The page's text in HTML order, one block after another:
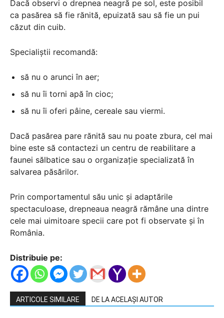
Dacă observi o drepnea neagră pe sol, este posibil
ca pasărea să fie rănită, epuizată sau să fie un pui
căzut din cuib.
Specialiștii recomandă:
să nu o arunci în aer;
să nu îi torni apă în cioc;
să nu îi oferi pâine, cereale sau viermi.
Dacă pasărea pare rănită sau nu poate zbura, cel mai
bine este să contactezi un centru de reabilitare a
faunei sălbatice sau o organizație specializată în
salvarea păsărilor.
Prin comportamentul său unic și adaptările
spectaculoase, drepneaua neagră rămâne una dintre
cele mai uimitoare specii care pot fi observate și în
România.
Distribuie pe:
ARTICOLE SIMILARE DE LA ACELAȘI AUTOR